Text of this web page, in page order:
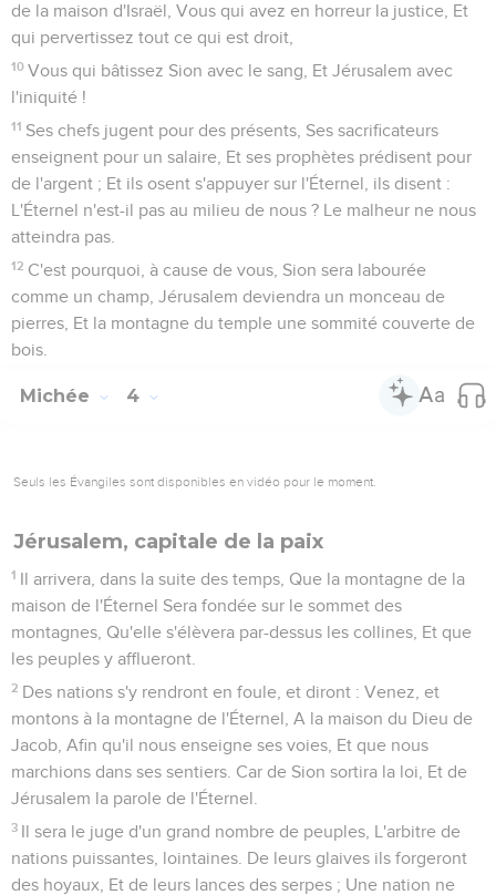
de la maison d'Israël, Vous qui avez en horreur la justice, Et
qui pervertissez tout ce qui est droit,
10 Vous qui bâtissez Sion avec le sang, Et Jérusalem avec
l'iniquité !
11 Ses chefs jugent pour des présents, Ses sacrificateurs
enseignent pour un salaire, Et ses prophètes prédisent pour
de l'argent ; Et ils osent s'appuyer sur l'Éternel, ils disent :
L'Éternel n'est-il pas au milieu de nous ? Le malheur ne nous
atteindra pas.
12 C'est pourquoi, à cause de vous, Sion sera labourée
comme un champ, Jérusalem deviendra un monceau de
pierres, Et la montagne du temple une sommité couverte de
bois.
Michée 4
Seuls les Évangiles sont disponibles en vidéo pour le moment.
Jérusalem, capitale de la paix
1 Il arrivera, dans la suite des temps, Que la montagne de la
maison de l'Éternel Sera fondée sur le sommet des
montagnes, Qu'elle s'élèvera par-dessus les collines, Et que
les peuples y afflueront.
2 Des nations s'y rendront en foule, et diront : Venez, et
montons à la montagne de l'Éternel, A la maison du Dieu de
Jacob, Afin qu'il nous enseigne ses voies, Et que nous
marchions dans ses sentiers. Car de Sion sortira la loi, Et de
Jérusalem la parole de l'Éternel.
3 Il sera le juge d'un grand nombre de peuples, L'arbitre de
nations puissantes, lointaines. De leurs glaives ils forgeront
des hoyaux, Et de leurs lances des serpes ; Une nation ne